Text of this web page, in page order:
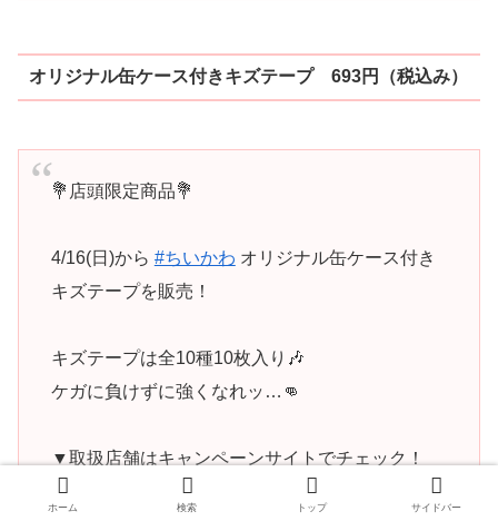
オリジナル缶ケース付きキズテープ 693円（税込み）
💐店頭限定商品💐
4/16(日)から #ちいかわ オリジナル缶ケース付き
キズテープを販売！
キズテープは全10種10枚入り🎶
ケガに負けずに強くなれッ…👊
▼取扱店舗はキャンペーンサイトでチェック！
https://t.co/ZTYGF3mS6R
#ちいかわたちと春のお
ホーム 検索 トップ サイドバー